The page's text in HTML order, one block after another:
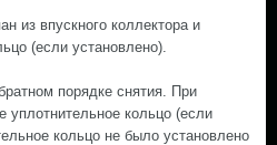
из впускного коллектора и
(если установлено).
порядке снятия. При
уплотнительное кольцо (если
кольцо не было установлено